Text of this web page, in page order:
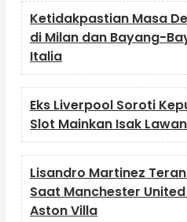
Ketidakpastian Masa
di Milan dan Bayang-
Italia
Eks Liverpool Soroti
Slot Mainkan Isak Lawan
Lisandro Martinez
Saat Manchester
Aston Villa